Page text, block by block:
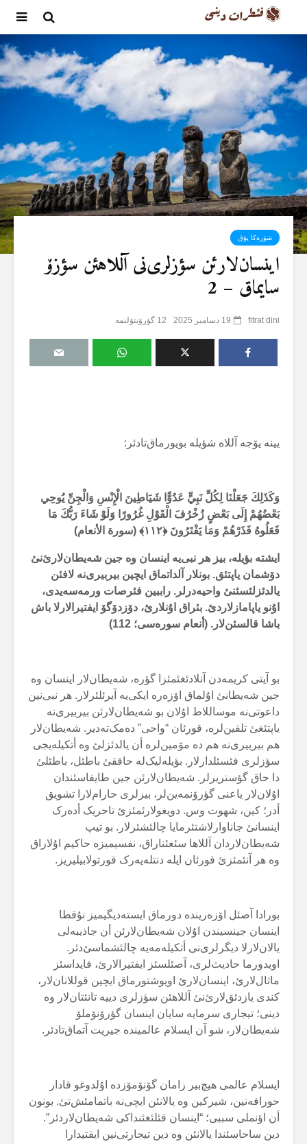
شۆرەکا یۇق
اینسان‌لارئن سؤزلری‌نی آللاهئن سؤزۆ
سایماق – 2
fitrat dini 19 دسامبر 2025 12 گؤرۆنتۆلنمە
یینە یۆجە آللاە شؤیلە بویورماق‌تادئر:
وَكَذَلِكَ جَعَلْنَا لِكُلِّ نَبِيٍّ عَدُوًّا شَيَاطِينَ الْإِنْسِ وَالْجِنِّ يُوحِي
بَعْضُهُمْ إِلَى بَعْضٍ زُخْرُفَ الْقَوْلِ غُرُورًا وَلَوْ شَاءَ رَبُّكَ مَا
فَعَلُوهُ فَذَرْهُمْ وَمَا يَفْتَرُونَ ﴿۱۱۲﴾ (سورة الأنعام)
ایشتە بؤیلە، بیز هر نبی‌یە اینسان وە جین شەیطان‌لارئ‌نئ
دۆشمان یاپتئق. بونلار آلداتماق ایچین بیربیری‌نە لافئن
یالدئزلئسئنئ واحیەدرلر. راببین فئرصات ورمەسەیدی،
اۇنو یاپامازلاردئ. بئراق اۇنلارئ، دۆزدۆگۆ ایفتیرالارلا باش
باشا قالسئن‌لار. (أنعام سورەسی؛ 112
)
بو آیتی کریمەدن آنلادئغئمئزا گؤرە، شەیطان‌لار اینسان وە
جین شەیطانئ اۇلماق اۆزەرە ایکی‌یە آیرئلئرلار. هر نبی‌نین
داعوتی‌نە موساللاط اۇلان بو شەیطان‌لارئن بیربیری‌نە
یاپتئغئ تلقین‌لرە، قورئان “واحی” دەمک‌تەدیر. شەیطان‌لار
هم بیربیری‌نە هم دە مۆمین‌لرە أن یالدئزلئ وە أتکیلەیجی
سؤزلری فئسئلدارلار. بؤیلەلیک‌لە حاققئ باطئل، باطئلئ
دا حاق گؤستریرلر. شەیطان‌لارئن جین طایفاسئندان
اۇلان‌لار یاعنی گؤرۆنمەین‌لر، بیزلری حارام‌لارا تشویق
أدر؛ کین، شهوت وس. دویغولارئمئزئ تاحریک أدەرک
اینسانئ جاناوارلاشتئرمایا چالئشئرلار. بو تیپ
شەیطان‌لاردان آللاها سئغئناراق، نفسیمیزە حاکیم اۇلاراق
وە هر آنئمئزئ قورئان ایلە دنتلەیەرک قورتولابیلیریز.
بورادا آصئل اۆزەریندە دورماق ایستەدیگیمیز نۇقطا
اینسان جینسیندن اۇلان شەیطان‌لارئن أن جاذیبەلی
یالان‌لارلا دیگرلری‌نی أتکیلەمەیە چالئشماسئ‌دئر.
اویدورما حادیث‌لری، آصئلسئز ایفتیرالارئ، فایداسئز
ماثال‌لارئ، اینسان‌لارئ اویوشتورماق ایچین قوللانان‌لار،
کندی یازدئق‌لارئ‌نئ آللاهئن سؤزلری دییە تانئتان‌لار وە
دینی؛ تیجاری سرمایە سایان اینسان گؤرۆنۆملۆ
شەیطان‌لار، شو آن ایسلام عالمیندە جیریت آتماق‌تادئر.
ایسلام عالمی هیچ‌بیر زامان گۆنۆمۆزدە اۇلدوغو قادار
حورافەنین، شیرکین وە یالانئن ایچی‌نە باتمامئش‌تئ. بونون
أن اؤنملی سببی؛ “اینسان قئلئغئنداکی شەیطان‌لاردئر”.
دین ساحاسئندا یالانئن وە دین تیجارتی‌نین ایقتیدارا